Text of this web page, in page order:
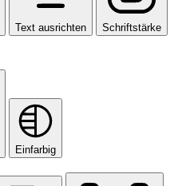
Text ausrichten Schriftstärke
Einfarbig